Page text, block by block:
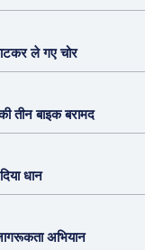
ले गए चोर
तीन बाइक बरामद
धान
अभियान